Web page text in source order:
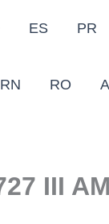
ES PR
RN RO
III